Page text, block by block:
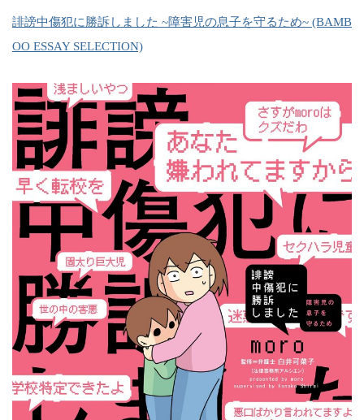
誹謗中傷犯に勝訴しました ~障害児の息子を守るため~ (BAMB
OO ESSAY SELECTION)